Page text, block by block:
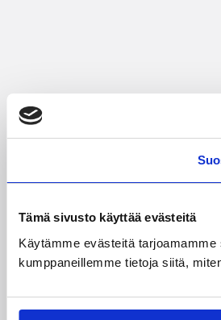
Tämä sivusto käyttää evästeitä
Käytämme evästeitä
kumppaneillemme tietoja siitä,